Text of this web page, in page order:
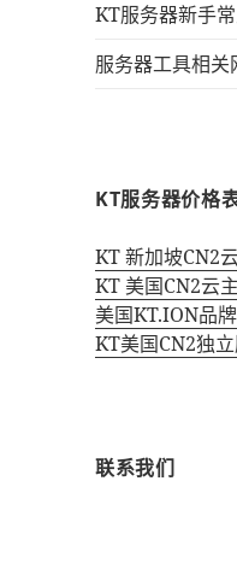
KT服务器新手
服务器工具相关
KT服务器价格表
KT 新加坡CN2
KT 美国CN2云
美国KT.ION品
KT美国CN2独
联系我们